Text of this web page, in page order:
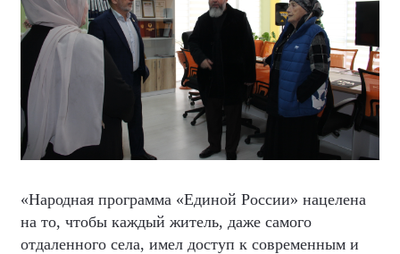
«Народная программа «Единой России» нацелена
на то, чтобы каждый житель, даже самого
отдаленного села, имел доступ к современным и